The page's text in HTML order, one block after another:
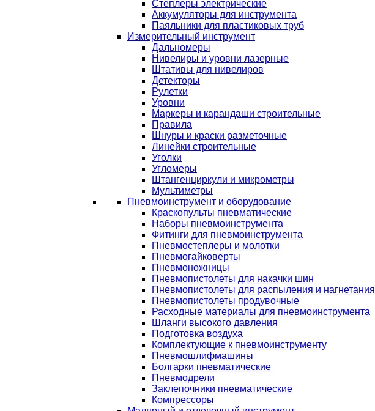
Степлеры электрические
Аккумуляторы для инструмента
Паяльники для пластиковых труб
Измерительный инструмент
Дальномеры
Нивелиры и уровни лазерные
Штативы для нивелиров
Детекторы
Рулетки
Уровни
Маркеры и карандаши строительные
Правила
Шнуры и краски разметочные
Линейки строительные
Уголки
Угломеры
Штангенциркули и микрометры
Мультиметры
Пневмоинструмент и оборудование
Краскопульты пневматические
Наборы пневмоинструмента
Фитинги для пневмоинструмента
Пневмостеплеры и молотки
Пневмогайковерты
Пневмоножницы
Пневмопистолеты для накачки шин
Пневмопистолеты для распыления и нагнетания
Пневмопистолеты продувочные
Расходные материалы для пневмоинструмента
Шланги высокого давления
Подготовка воздуха
Комплектующие к пневмоинструменту
Пневмошлифмашины
Болгарки пневматические
Пневмодрели
Заклепочники пневматические
Компрессоры